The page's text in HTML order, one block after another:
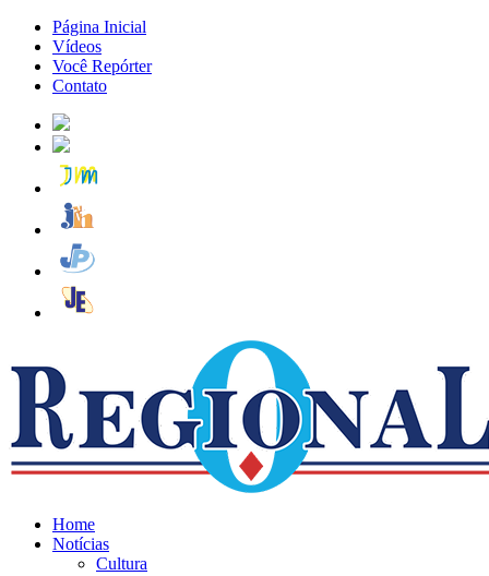
Página Inicial
Vídeos
Você Repórter
Contato
Home
Notícias
Cultura